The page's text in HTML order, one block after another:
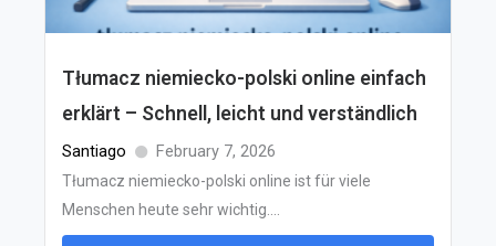
Tłumacz niemiecko-polski online einfach
erklärt – Schnell, leicht und verständlich
Santiago February 7, 2026
Tłumacz niemiecko-polski online ist für viele
Menschen heute sehr wichtig....